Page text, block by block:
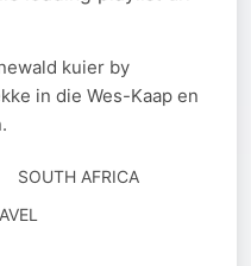
kuier by
in die Wes-Kaap en
SOUTH AFRICA